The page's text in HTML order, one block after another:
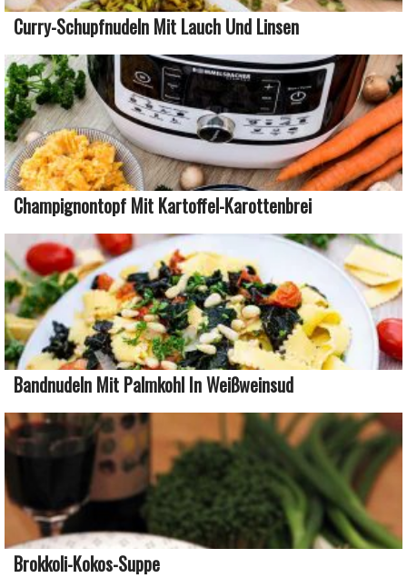
Curry-Schupfnudeln Mit Lauch Und Linsen
Champignontopf Mit Kartoffel-Karottenbrei
Bandnudeln Mit Palmkohl In Weißweinsud
Brokkoli-Kokos-Suppe